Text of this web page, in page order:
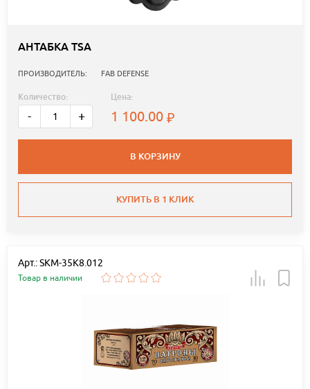
АНТАБКА TSA
ПРОИЗВОДИТЕЛЬ: FAB DEFENSE
Количество:
- +
Цена:
1 100.00
В КОРЗИНУ
КУПИТЬ В 1 КЛИК
Арт.: SKM-35K8.012
Товар в наличии